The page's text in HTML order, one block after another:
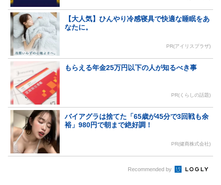
【大人気】ひんやり冷感寝具で快適な睡眠をあ
なたに。
PR(アイリスプラザ)
もらえる年金25万円以下の人が知るべき事
PR(くらしの話題)
バイアグラは捨てた「65歳が45分で3回戦も余
裕」980円で朝まで絶好調！
PR(健商株式会社)
Recommended by